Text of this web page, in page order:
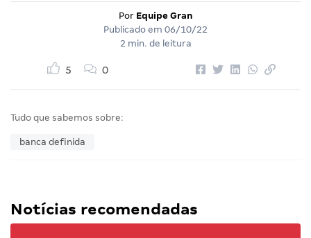
Por Equipe Gran
Publicado em 06/10/22
2 min. de leitura
5 0
Tudo que sabemos sobre:
banca definida
Notícias recomendadas